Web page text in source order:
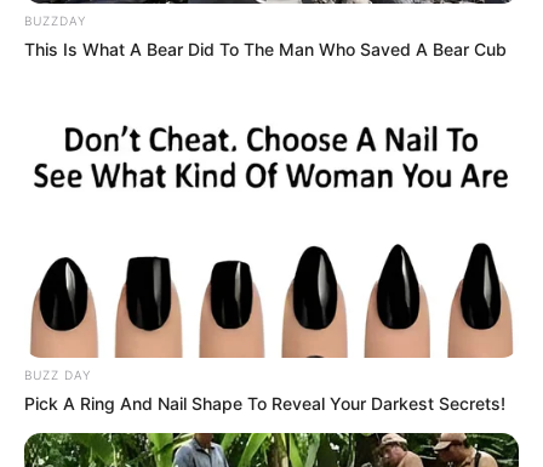
BUZZDAY
This Is What A Bear Did To The Man Who Saved A Bear Cub
BUZZ DAY
Pick A Ring And Nail Shape To Reveal Your Darkest Secrets!